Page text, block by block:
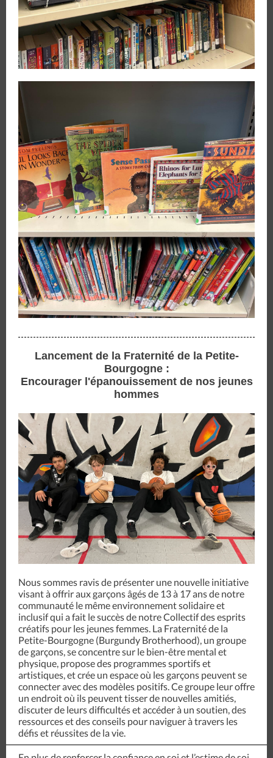
Lancement de la Fraternité de la Petite-
Bourgogne :
Encourager l'épanouissement de nos jeunes
hommes
Nous sommes ravis de présenter une nouvelle initiative
visant à offrir aux garçons âgés de 13 à 17 ans de notre
communauté le même environnement solidaire et
inclusif qui a fait le succès de notre Collectif des esprits
créatifs pour les jeunes femmes. La Fraternité de la
Petite-Bourgogne (Burgundy Brotherhood), un groupe
de garçons, se concentre sur le bien-être mental et
physique, propose des programmes sportifs et
artistiques, et crée un espace où les garçons peuvent se
connecter avec des modèles positifs. Ce groupe leur offre
un endroit où ils peuvent tisser de nouvelles amitiés,
discuter de leurs difficultés et accéder à un soutien, des
ressources et des conseils pour naviguer à travers les
défis et réussites de la vie.